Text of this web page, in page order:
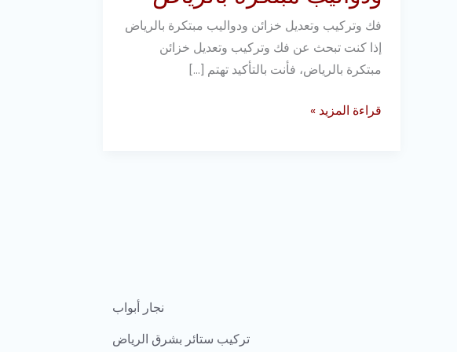
فك وتركيب وتعديل خزائن ودواليب مبتكرة بالرياض
إذا كنت تبحث عن فك وتركيب وتعديل خزائن
مبتكرة بالرياض، فأنت بالتأكيد تهتم […]
ودواليب
مبتكرة
بالرياض
قراءة المزيد »
نجار أبواب
تركيب ستائر بشرق الرياض